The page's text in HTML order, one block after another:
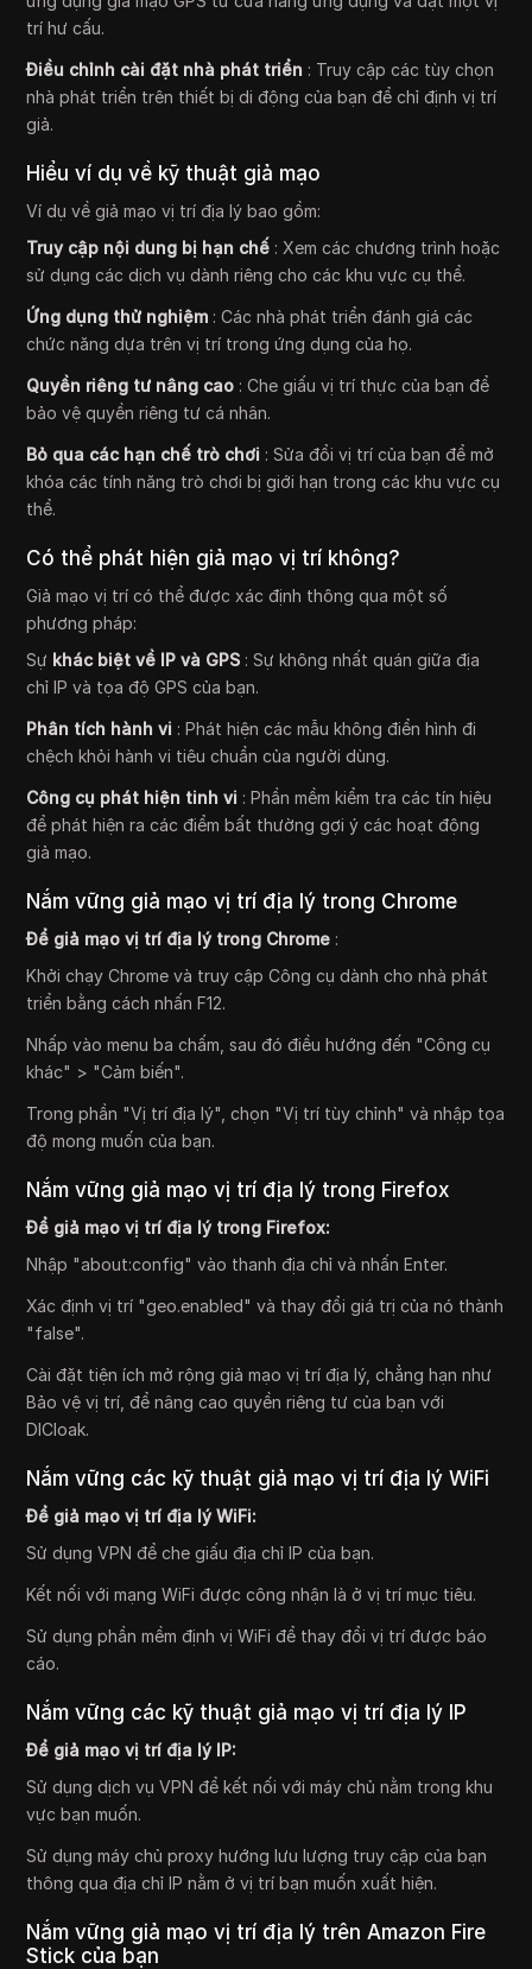
trí hư cấu.
Điều chỉnh cài đặt nhà phát triển : Truy cập các tùy chọn
nhà phát triển trên thiết bị di động của bạn để chỉ định vị trí
giả.
Hiểu ví dụ về kỹ thuật giả mạo
Ví dụ về giả mạo vị trí địa lý bao gồm:
Truy cập nội dung bị hạn chế : Xem các chương trình hoặc
sử dụng các dịch vụ dành riêng cho các khu vực cụ thể.
Ứng dụng thử nghiệm : Các nhà phát triển đánh giá các
chức năng dựa trên vị trí trong ứng dụng của họ.
Quyền riêng tư nâng cao : Che giấu vị trí thực của bạn để
bảo vệ quyền riêng tư cá nhân.
Bỏ qua các hạn chế trò chơi : Sửa đổi vị trí của bạn để mở
khóa các tính năng trò chơi bị giới hạn trong các khu vực cụ
thể.
Có thể phát hiện giả mạo vị trí không?
Giả mạo vị trí có thể được xác định thông qua một số
phương pháp:
Sự khác biệt về IP và GPS : Sự không nhất quán giữa địa
chỉ IP và tọa độ GPS của bạn.
Phân tích hành vi : Phát hiện các mẫu không điển hình đi
chệch khỏi hành vi tiêu chuẩn của người dùng.
Công cụ phát hiện tinh vi : Phần mềm kiểm tra các tín hiệu
để phát hiện ra các điểm bất thường gợi ý các hoạt động
giả mạo.
Nắm vững giả mạo vị trí địa lý trong Chrome
Để giả mạo vị trí địa lý trong Chrome :
Khởi chạy Chrome và truy cập Công cụ dành cho nhà phát
triển bằng cách nhấn F12.
Nhấp vào menu ba chấm, sau đó điều hướng đến "Công cụ
khác" > "Cảm biến".
Trong phần "Vị trí địa lý", chọn "Vị trí tùy chỉnh" và nhập tọa
độ mong muốn của bạn.
Nắm vững giả mạo vị trí địa lý trong Firefox
Để giả mạo vị trí địa lý trong Firefox:
Nhập "about:config" vào thanh địa chỉ và nhấn Enter.
Xác định vị trí "geo.enabled" và thay đổi giá trị của nó thành
"false".
Cài đặt tiện ích mở rộng giả mạo vị trí địa lý, chẳng hạn như
Bảo vệ vị trí, để nâng cao quyền riêng tư của bạn với
DICloak.
Nắm vững các kỹ thuật giả mạo vị trí địa lý WiFi
Để giả mạo vị trí địa lý WiFi:
Sử dụng VPN để che giấu địa chỉ IP của bạn.
Kết nối với mạng WiFi được công nhận là ở vị trí mục tiêu.
Sử dụng phần mềm định vị WiFi để thay đổi vị trí được báo
cáo.
Nắm vững các kỹ thuật giả mạo vị trí địa lý IP
Để giả mạo vị trí địa lý IP:
Sử dụng dịch vụ VPN để kết nối với máy chủ nằm trong khu
vực bạn muốn.
Sử dụng máy chủ proxy hướng lưu lượng truy cập của bạn
thông qua địa chỉ IP nằm ở vị trí bạn muốn xuất hiện.
Nắm vững giả mạo vị trí địa lý trên Amazon Fire
Stick của bạn